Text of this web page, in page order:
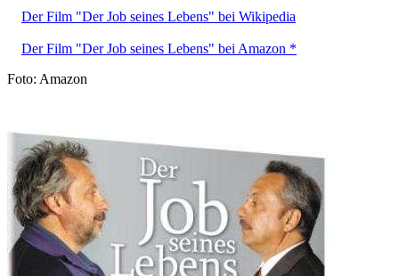
Der Film "Der Job seines Lebens" bei Wikipedia
Der Film "Der Job seines Lebens" bei Amazon *
Foto: Amazon